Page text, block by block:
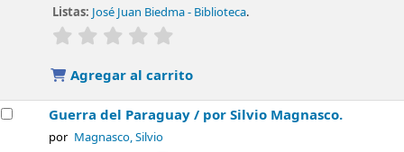
Listas: José Juan Biedma - Biblioteca.
valoración
Agregar al carrito
Guerra del Paraguay / por Silvio Magnasco.
por Magnasco, Silvio